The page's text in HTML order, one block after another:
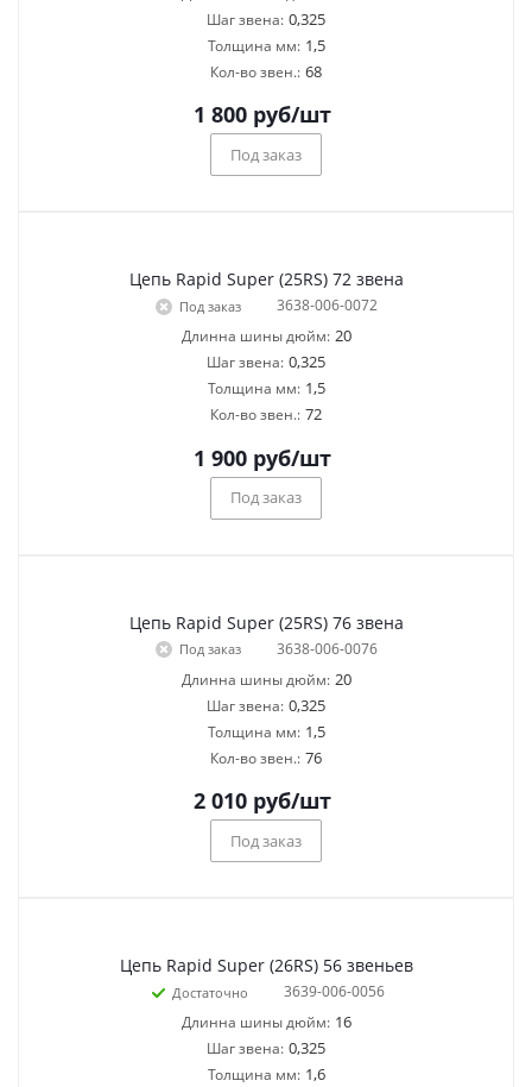
Шаг звена: 0,325
Толщина мм: 1,5
Кол-во звен.: 68
1 800руб/шт
Под заказ
Цепь Rapid Super (25RS) 72 звена
Под заказ
3638-006-0072
Длинна шины дюйм: 20
Шаг звена: 0,325
Толщина мм: 1,5
Кол-во звен.: 72
1 900руб/шт
Под заказ
Цепь Rapid Super (25RS) 76 звена
Под заказ
3638-006-0076
Длинна шины дюйм: 20
Шаг звена: 0,325
Толщина мм: 1,5
Кол-во звен.: 76
2 010руб/шт
Под заказ
Цепь Rapid Super (26RS) 56 звеньев
Достаточно
3639-006-0056
Длинна шины дюйм: 16
Шаг звена: 0,325
Толщина мм: 1,6